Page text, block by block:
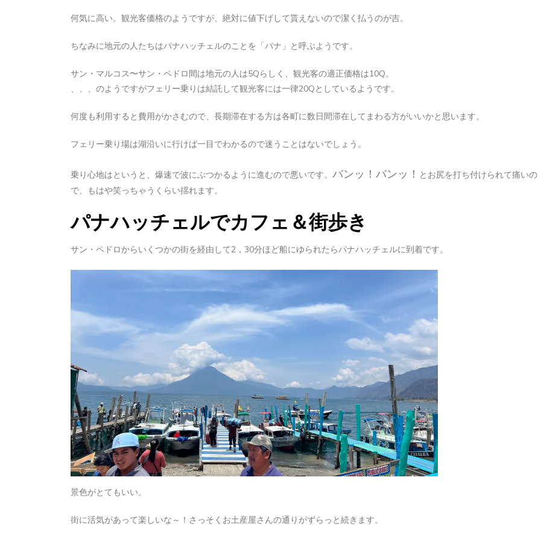
何気に高い。観光客価格のようですが、絶対に値下げして貰えないので潔く払うのが吉。
ちなみに地元の人たちはパナハッチェルのことを「パナ」と呼ぶようです。
サン・マルコス〜サン・ペドロ間は地元の人は5Qらしく、観光客の適正価格は10Q。
、、、のようですがフェリー乗りは結託して観光客には一律20Qとしているようです。
何度も利用すると費用がかさむので、長期滞在する方は各町に数日間滞在してまわる方がいいかと思います。
フェリー乗り場は湖沿いに行けば一目でわかるので迷うことはないでしょう。
乗り心地はというと、爆速で波にぶつかるように進むので悪いです。 バンッ！バンッ！ とお尻を打ち付けられて痛いの
で、もはや笑っちゃうくらい揺れます。
パナハッチェルでカフェ＆街歩き
サン・ペドロからいくつかの街を経由して2，30分ほど船にゆられたらパナハッチェルに到着です。
景色がとてもいい。
街に活気があって楽しいな～！さっそくお土産屋さんの通りがずらっと続きます。